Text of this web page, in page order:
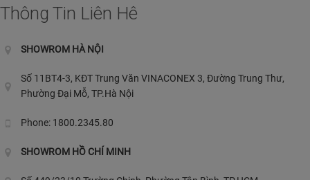
Thông Tin Liên Hê
SHOWROM HÀ NỘI
Số 11BT4-3, KĐT Trung Văn VINACONEX 3, Đường Trung Thư,
Phường Đại Mỗ, TP.Hà Nội
Phone: 1800.2345.80
SHOWROM HỒ CHÍ MINH